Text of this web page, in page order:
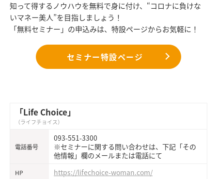
知って得するノウハウを無料で身に付け、“コロナに負けな
いマネー美人”を目指しましょう！
「無料セミナー」の申込みは、特設ページからお気軽に！
セミナー特設ページ
「Life Choice」
（ライフチョイス）
電話番号
093-551-3300
※セミナーに関する問い合わせは、下記「その
他情報」欄のメールまたは電話にて
HP https://lifechoice-woman.com/